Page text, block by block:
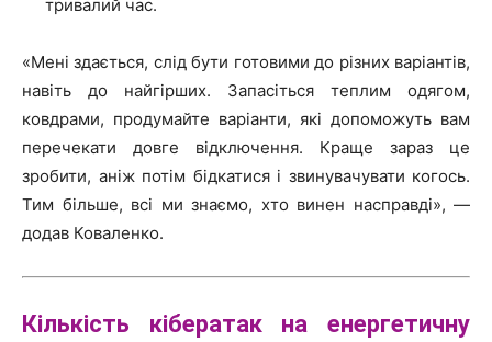
тривалий час.
«Мені здається, слід бути готовими до різних варіантів,
навіть до найгірших. Запасіться теплим одягом,
ковдрами, продумайте варіанти, які допоможуть вам
перечекати довге відключення. Краще зараз це
зробити, аніж потім бідкатися і звинувачувати когось.
Тим більше, всі ми знаємо, хто винен насправді», —
додав Коваленко.
Кількість кібератакна енергетичну